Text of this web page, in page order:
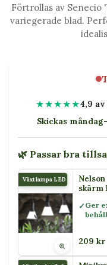
Förtrollas av Senecio
variegerade blad.
★★★★★4,9 av
Skickas
🌿 Passar bra
Växtlampa LED 15 W
skärm
Ger
209 kr